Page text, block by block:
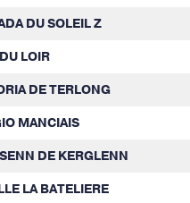
DU SOLEIL Z
LOIR
DE TERLONG
MANCIAIS
DE KERGLENN
LA BATELIERE